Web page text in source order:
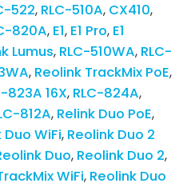
522 RLC-510A CX410
820A E1 E1 Pro E1
Lumus RLC-510WA RLC-
Reolink TrackMix PoE
823A 16X RLC-824A
812A Relink Duo PoE
Duo WiFi Reolink Duo 2
Duo Reolink Duo 2
WiFi Reolink Duo